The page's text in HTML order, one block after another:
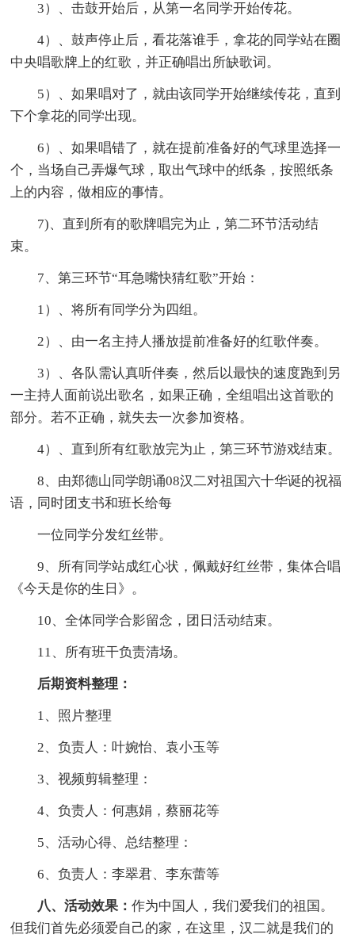
3）、击鼓开始后，从第一名同学开始传花。
4）、鼓声停止后，看花落谁手，拿花的同学站在圈
中央唱歌牌上的红歌，并正确唱出所缺歌词。
5）、如果唱对了，就由该同学开始继续传花，直到
下个拿花的同学出现。
6）、如果唱错了，就在提前准备好的气球里选择一
个，当场自己弄爆气球，取出气球中的纸条，按照纸条
上的内容，做相应的事情。
7)、直到所有的歌牌唱完为止，第二环节活动结
束。
7、第三环节“耳急嘴快猜红歌”开始：
1）、将所有同学分为四组。
2）、由一名主持人播放提前准备好的红歌伴奏。
3）、各队需认真听伴奏，然后以最快的速度跑到另
一主持人面前说出歌名，如果正确，全组唱出这首歌的
部分。若不正确，就失去一次参加资格。
4）、直到所有红歌放完为止，第三环节游戏结束。
8、由郑德山同学朗诵08汉二对祖国六十华诞的祝福
语，同时团支书和班长给每
一位同学分发红丝带。
9、所有同学站成红心状，佩戴好红丝带，集体合唱
《今天是你的生日》。
10、全体同学合影留念，团日活动结束。
11、所有班干负责清场。
后期资料整理：
1、照片整理
2、负责人：叶婉怡、袁小玉等
3、视频剪辑整理：
4、负责人：何惠娟，蔡丽花等
5、活动心得、总结整理：
6、负责人：李翠君、李东蕾等
八、活动效果：作为中国人，我们爱我们的祖国。
但我们首先必须爱自己的家，在这里，汉二就是我们的